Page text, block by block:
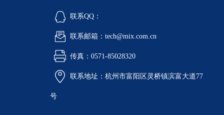
联系QQ：
联系邮箱：tech@mix.com.cn
传真：0571-85028320
联系地址：杭州市富阳区灵桥镇滨富大道77
号